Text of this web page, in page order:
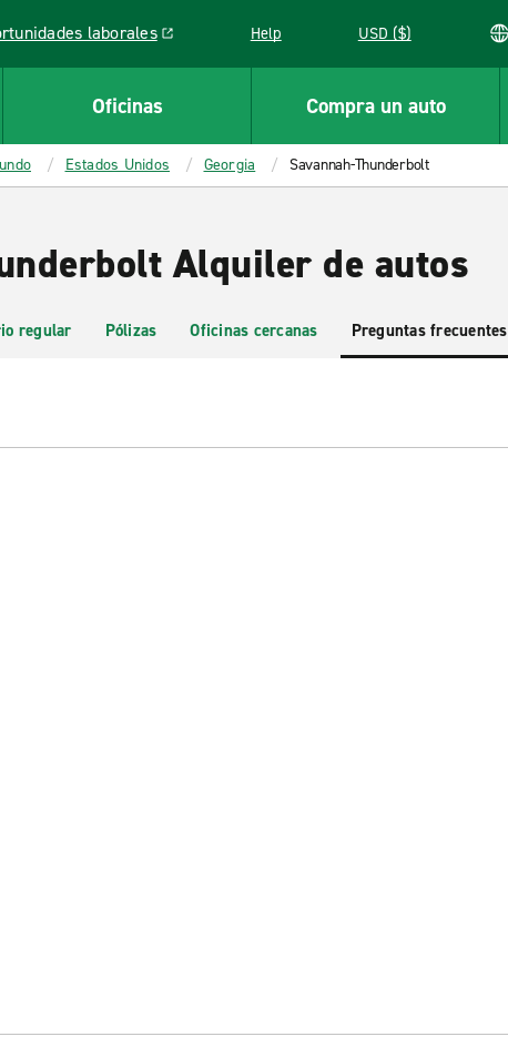
laborales
opens in a new window Help USD ($)
Oficinas Compra un auto
Estados Unidos Georgia Savannah-Thunderbolt
Alquiler de autos
regular Pólizas Oficinas cercanas Preguntas frecuentes